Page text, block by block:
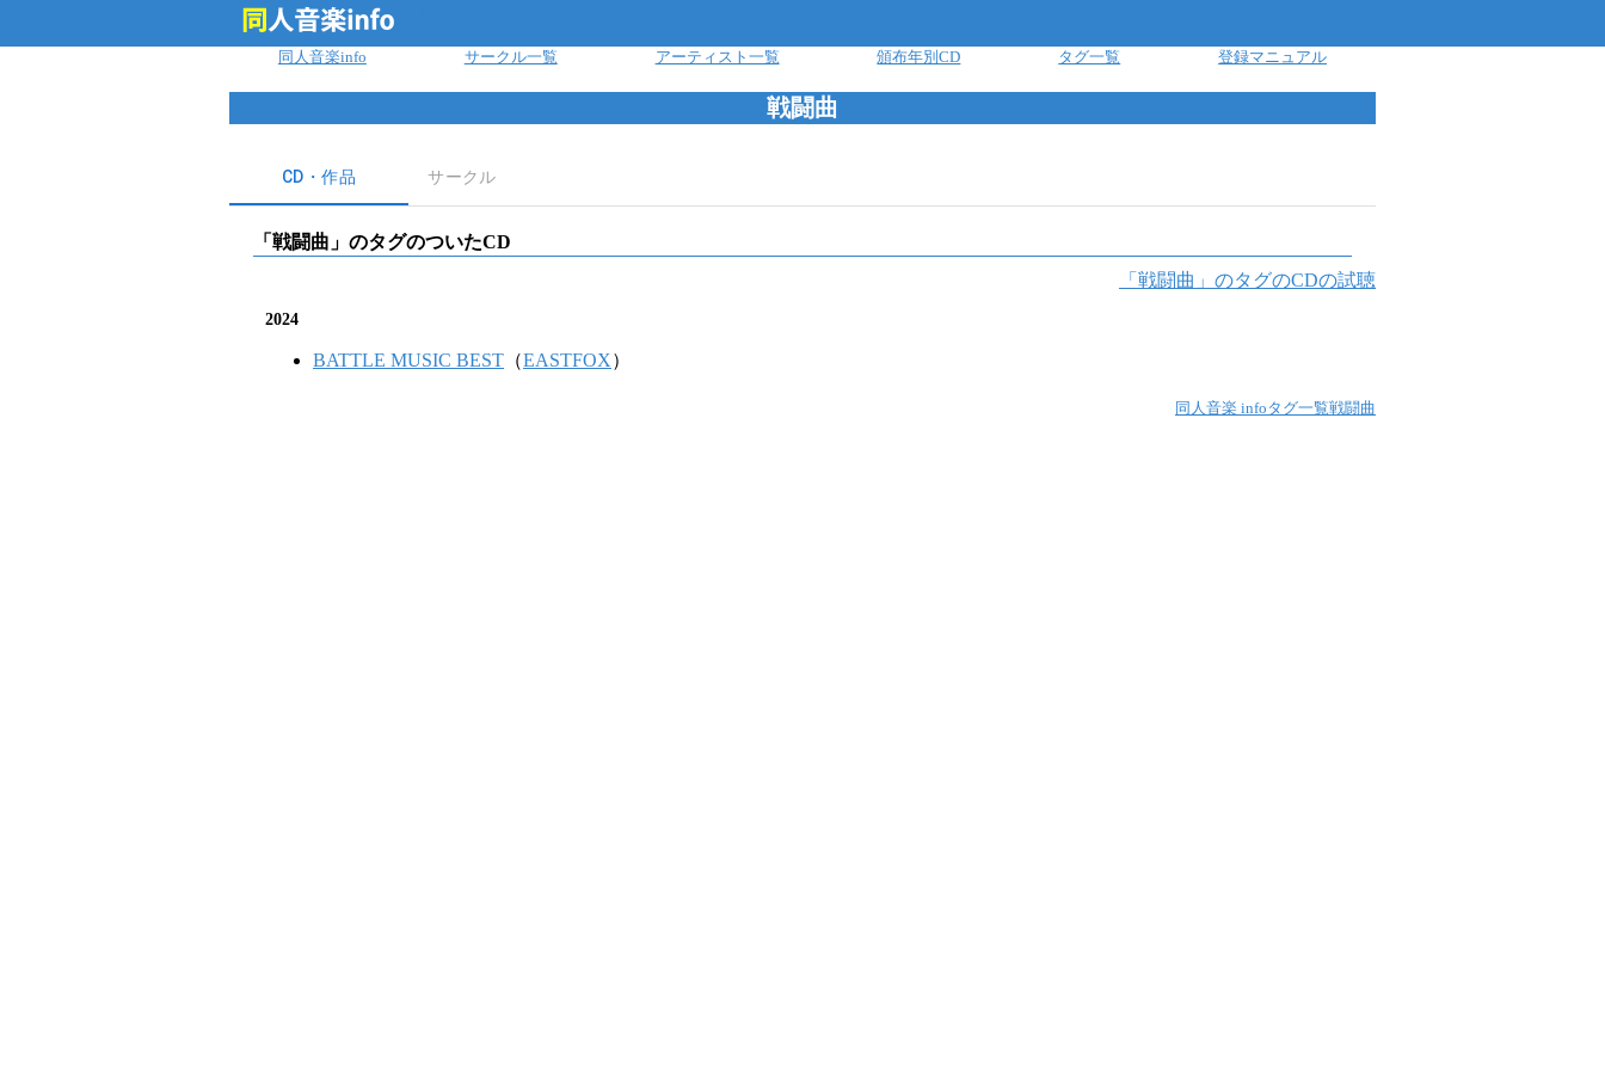
同人音楽info サークル一覧 アーティスト一覧 頒布年別CD タグ一覧 登録マニュアル
戦闘曲
CD・作品 サークル
「 戦闘曲 」のタグのついたCD
「 戦闘曲 」のタグのCDの試聴
2024
BATTLE MUSIC BEST （EASTFOX）
同人音楽 infoタグ一覧戦闘曲